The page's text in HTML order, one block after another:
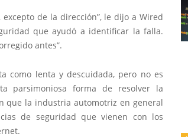
de la dirección”, le dijo a Wired
que ayudó a identificar la falla.
antes”.
como lenta y descuidada, pero no es
parsimoniosa forma de resolver la
que la industria automotriz en general
de seguridad que vienen con los